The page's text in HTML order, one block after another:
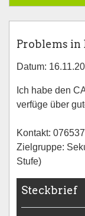
Problems in
Datum:
Ich habe den
verfüge über
Kontakt:
Zielgruppe:
Stufe)
Steckbrief